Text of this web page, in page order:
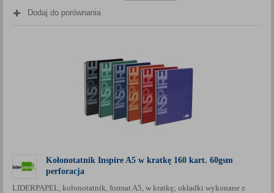
Dodaj do porównania
Kołonotatnik Inspire A5 w kratkę 160 kart. 60gsm
perforacja
LIDERPAPEL, kołonotatnik, format A5, w kratkę; okładki wykonane z